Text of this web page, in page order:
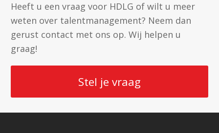
Heeft u een vraag voor HDLG of wilt u meer
weten over talentmanagement? Neem dan
gerust contact met ons op. Wij helpen u
graag!
Stel je vraag